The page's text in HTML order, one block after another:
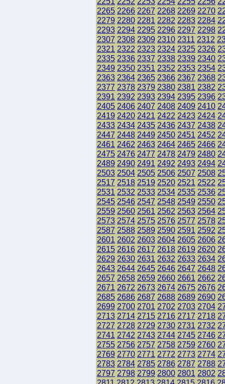
2265 2266 2267 2268 2269 2270
2279 2280 2281 2282 2283 2284
2293 2294 2295 2296 2297 2298
2307 2308 2309 2310 2311 2312
2321 2322 2323 2324 2325 2326
2335 2336 2337 2338 2339 2340
2349 2350 2351 2352 2353 2354
2363 2364 2365 2366 2367 2368
2377 2378 2379 2380 2381 2382
2391 2392 2393 2394 2395 2396
2405 2406 2407 2408 2409 2410
2419 2420 2421 2422 2423 2424
2433 2434 2435 2436 2437 2438
2447 2448 2449 2450 2451 2452
2461 2462 2463 2464 2465 2466
2475 2476 2477 2478 2479 2480
2489 2490 2491 2492 2493 2494
2503 2504 2505 2506 2507 2508
2517 2518 2519 2520 2521 2522
2531 2532 2533 2534 2535 2536
2545 2546 2547 2548 2549 2550
2559 2560 2561 2562 2563 2564
2573 2574 2575 2576 2577 2578
2587 2588 2589 2590 2591 2592
2601 2602 2603 2604 2605 2606
2615 2616 2617 2618 2619 2620
2629 2630 2631 2632 2633 2634
2643 2644 2645 2646 2647 2648
2657 2658 2659 2660 2661 2662
2671 2672 2673 2674 2675 2676
2685 2686 2687 2688 2689 2690
2699 2700 2701 2702 2703 2704
2713 2714 2715 2716 2717 2718
2727 2728 2729 2730 2731 2732
2741 2742 2743 2744 2745 2746
2755 2756 2757 2758 2759 2760
2769 2770 2771 2772 2773 2774
2783 2784 2785 2786 2787 2788
2797 2798 2799 2800 2801 2802